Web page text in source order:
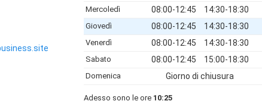
Mercoledì 08:00-12:45 14:30-18:30
Giovedì 08:00-12:45 14:30-18:30
Venerdì 08:00-12:45 14:30-18:30
Sabato 08:00-12:45 15:00-18:30
Domenica Giorno di chiusura
Adesso sono le ore 10:25